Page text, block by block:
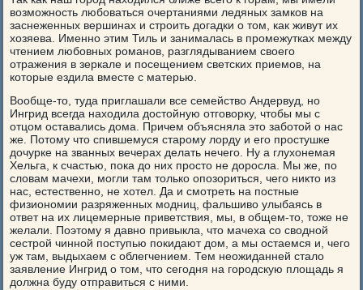
возможность любоваться очертаниями ледяных замков на
заснеженных вершинах и строить догадки о том, как живут их
хозяева. Именно этим Тиль и занималась в промежутках между
чтением любовных романов, разглядыванием своего
отражения в зеркале и посещением светских приемов, на
которые ездила вместе с матерью.
Вообще-то, туда приглашали все семейство Андервуд, но
Ингрид всегда находила достойную отговорку, чтобы мы с
отцом оставались дома. Причем объясняла это заботой о нас
же. Потому что спившемуся старому лорду и его простушке
дочурке на званных вечерах делать нечего. Ну а глухонемая
Хельга, к счастью, пока до них просто не доросла. Мы же, по
словам мачехи, могли там только опозориться, чего никто из
нас, естественно, не хотел. Да и смотреть на постные
физиономии разряженных модниц, фальшиво улыбаясь в
ответ на их лицемерные приветствия, мы, в общем-то, тоже не
желали. Поэтому я давно привыкла, что мачеха со сводной
сестрой чинной поступью покидают дом, а мы остаемся и, чего
уж там, выдыхаем с облегчением. Тем неожиданней стало
заявление Ингрид о том, что сегодня на городскую площадь я
должна буду отправиться с ними.